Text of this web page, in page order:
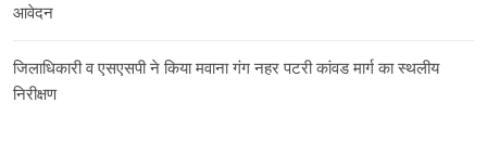
आवेदन
जिलाधिकारी व एसएसपी ने किया मवाना गंग नहर पटरी कांवड मार्ग का स्थलीय
निरीक्षण